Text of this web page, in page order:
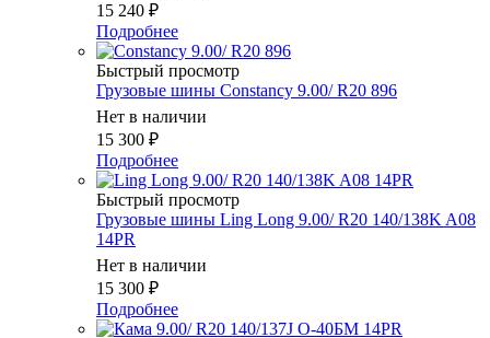
15 240 ₽
Подробнее
Быстрый просмотр
Грузовые шины Constancy 9.00/ R20 896
Нет в наличии
15 300 ₽
Подробнее
Быстрый просмотр
Грузовые шины Ling Long 9.00/ R20 140/138K A08
14PR
Нет в наличии
15 300 ₽
Подробнее